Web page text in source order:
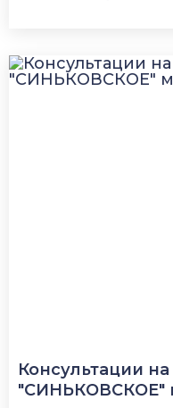
Консультации
"СИНЬКОВСКОЕ"